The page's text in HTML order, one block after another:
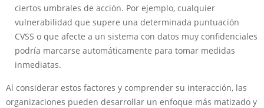
ciertos umbrales de acción. Por ejemplo, cualquier
vulnerabilidad que supere una determinada puntuación
CVSS o que afecte a un sistema con datos muy confidenciales
podría marcarse automáticamente para tomar medidas
inmediatas.
Al considerar estos factores y comprender su interacción, las
organizaciones pueden desarrollar un enfoque más matizado y